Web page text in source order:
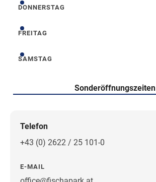
Donnerstag
DONNERSTAG
Freitag
FREITAG
Samstag
SAMSTAG
Sonderöffnungszeiten
Telefon
+43 (0) 2622 / 25 101-0
E-MAIL